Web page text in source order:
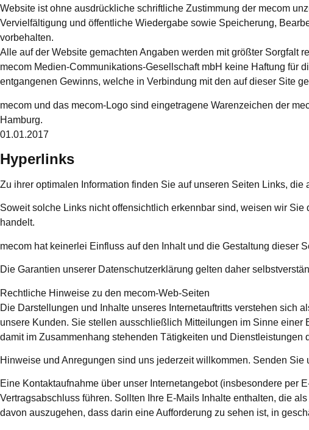
Website ist ohne ausdrückliche schriftliche Zustimmung der mecom
Vervielfältigung und öffentliche Wiedergabe sowie Speicherung,
vorbehalten.
Alle auf der Website gemachten Angaben werden mit größter Sorgfalt
mecom Medien-Communikations-Gesellschaft mbH keine Haftung für
entgangenen Gewinns, welche in Verbindung mit den auf dieser Site
mecom und das mecom-Logo sind eingetragene Warenzeichen der
Hamburg.
01.01.2017
Hyperlinks
Zu ihrer optimalen Information finden Sie auf unseren Seiten Links, die
Soweit solche Links nicht offensichtlich erkennbar sind, weisen wir
handelt.
mecom hat keinerlei Einfluss auf den Inhalt und die Gestaltung dieser
Die Garantien unserer Datenschutzerklärung gelten daher
Rechtliche Hinweise zu den mecom-Web-Seiten
Die Darstellungen und Inhalte unseres Internetauftritts verstehen sich
unsere Kunden. Sie stellen ausschließlich Mitteilungen im Sinne einer
damit im Zusammenhang stehenden Tätigkeiten und Dienstleistungen
Hinweise und Anregungen sind uns jederzeit willkommen. Senden
Eine Kontaktaufnahme über unser Internetangebot (insbesondere per
Vertragsabschluss führen. Sollten Ihre E-Mails Inhalte enthalten, die
davon auszugehen, dass darin eine Aufforderung zu sehen ist, in